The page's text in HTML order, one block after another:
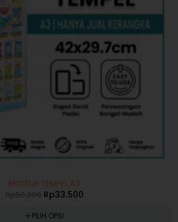
BROSUR TEMPEL A3
Rp50.000 Rp33.500
PILIH OPSI